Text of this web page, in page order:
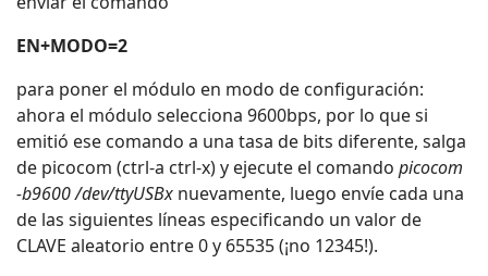
EN+MODO=2
para poner el módulo en modo de configuración:
ahora el módulo selecciona 9600bps, por lo que si
emitió ese comando a una tasa de bits diferente, salga
de picocom (ctrl-a ctrl-x) y ejecute el comando picocom
-b9600 /dev/ttyUSBx nuevamente, luego envíe cada una
de las siguientes líneas especificando un valor de
CLAVE aleatorio entre 0 y 65535 (¡no 12345!).